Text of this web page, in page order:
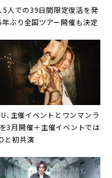
5人での39日間限定復活を発
年ぶり全国ツアー開催も決定
、主催イベントとワンマンラ
3月開催＋主催イベントでは
と初共演